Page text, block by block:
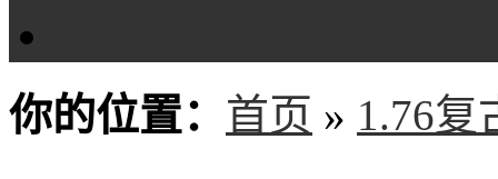
你的位置： 首页 » 1.76复